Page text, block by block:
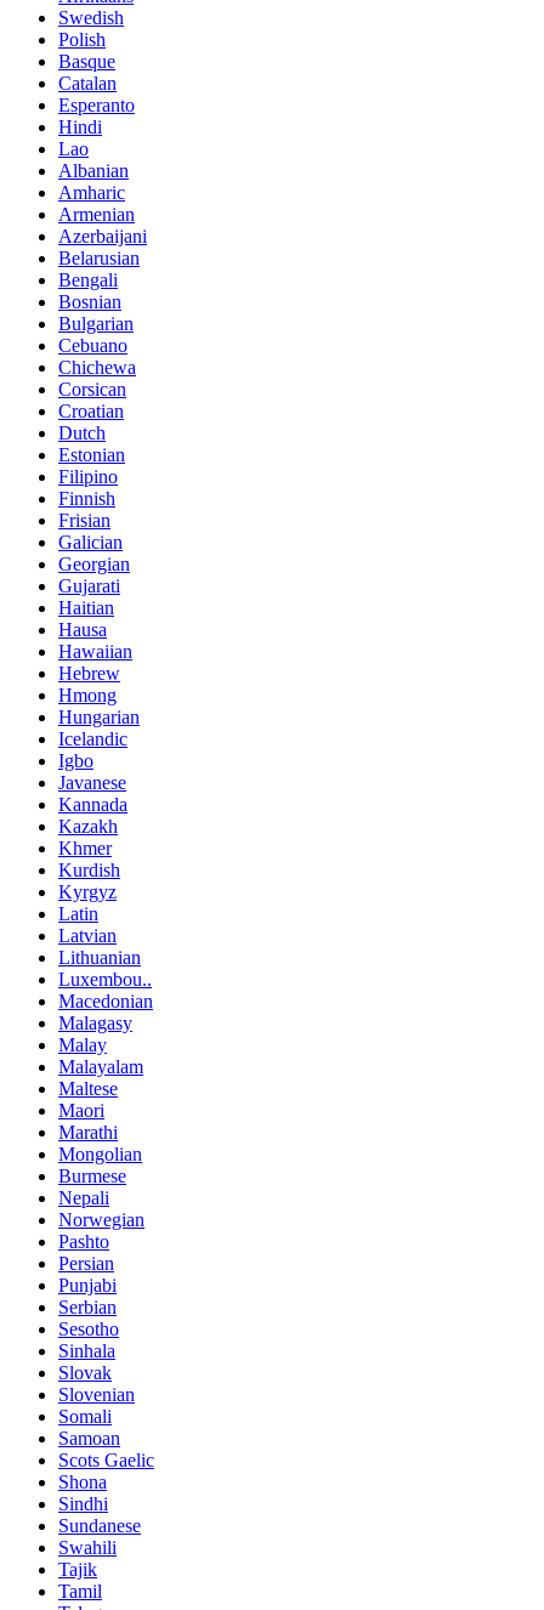
Swedish
Polish
Basque
Catalan
Esperanto
Hindi
Lao
Albanian
Amharic
Armenian
Azerbaijani
Belarusian
Bengali
Bosnian
Bulgarian
Cebuano
Chichewa
Corsican
Croatian
Dutch
Estonian
Filipino
Finnish
Frisian
Galician
Georgian
Gujarati
Haitian
Hausa
Hawaiian
Hebrew
Hmong
Hungarian
Icelandic
Igbo
Javanese
Kannada
Kazakh
Khmer
Kurdish
Kyrgyz
Latin
Latvian
Lithuanian
Luxembou..
Macedonian
Malagasy
Malay
Malayalam
Maltese
Maori
Marathi
Mongolian
Burmese
Nepali
Norwegian
Pashto
Persian
Punjabi
Serbian
Sesotho
Sinhala
Slovak
Slovenian
Somali
Samoan
Scots Gaelic
Shona
Sindhi
Sundanese
Swahili
Tajik
Tamil